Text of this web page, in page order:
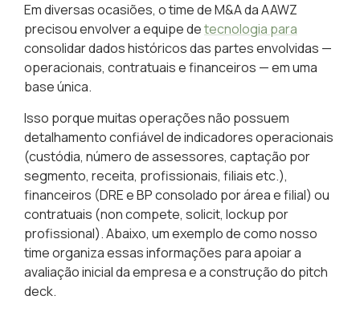
Em diversas ocasiões, o time de M&A da AAWZ
precisou envolver a equipe detecnologia para
consolidar dados históricos das partes envolvidas —
operacionais, contratuais e financeiros — em uma
base única.
Isso porque muitas operações não possuem
detalhamento confiável de indicadores operacionais
(custódia, número de assessores, captação por
segmento, receita, profissionais, filiais etc.),
financeiros (DRE e BP consolado por área e filial) ou
contratuais (non compete, solicit, lockup por
profissional). Abaixo, um exemplo de como nosso
time organiza essas informações para apoiar a
avaliação inicial da empresa e a construção do pitch
deck.